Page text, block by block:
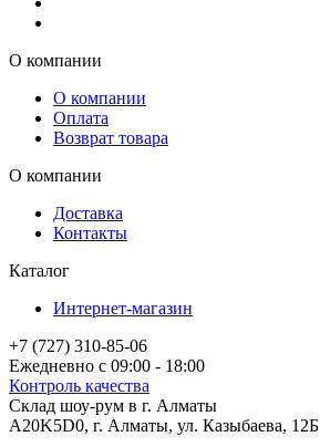
О компании
О компании
Оплата
Возврат товара
О компании
Доставка
Контакты
Каталог
Интернет-магазин
+7 (727) 310-85-06
Ежедневно с 09:00 - 18:00
Контроль качества
Склад шоу-рум в г. Алматы
A20K5D0, г. Алматы, ул. Казыбаева, 12Б